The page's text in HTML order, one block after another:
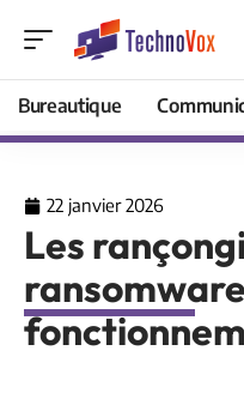
Bureautique
22 janvier 2026
Les